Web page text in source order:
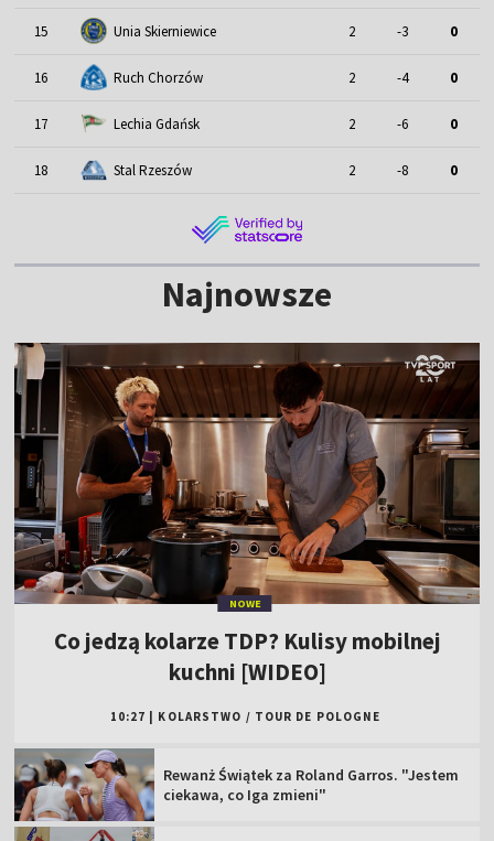
15 Unia Skierniewice 2 -3 0
16 Ruch Chorzów 2 -4 0
17 Lechia Gdańsk 2 -6 0
18 Stal Rzeszów 2 -8 0
Najnowsze
NOWE
Co jedzą kolarze TDP? Kulisy mobilnej
kuchni [WIDEO]
10:27 KOLARSTWO / TOUR DE POLOGNE
Rewanż Świątek za Roland Garros. "Jestem
ciekawa, co Iga zmieni"